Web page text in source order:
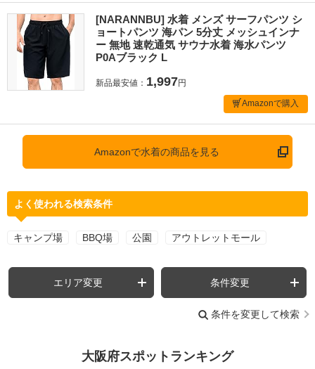
[NARANNBU] 水着 メンズ サーフパンツ シ
ョートパンツ 海パン 5分丈 メッシュインナ
ー 無地 速乾通気 サウナ水着 海水パンツ
P0Aブラック L
新品最安値： 1,997円
Amazonで購入
Amazonで水着の商品を見る
よく使われる検索条件
キャンプ場 BBQ場 公園 アウトレットモール
エリア変更 条件変更
条件を変更して検索
大阪府スポットランキング